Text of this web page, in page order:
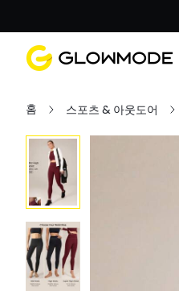
홈 스포츠 & 아웃도어